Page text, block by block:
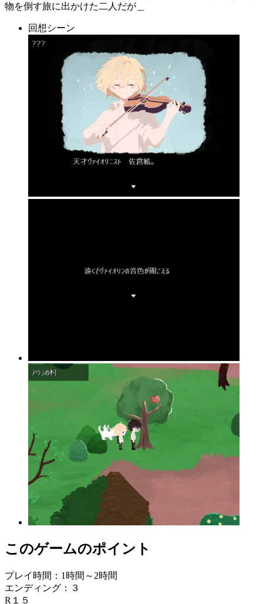
物を倒す旅に出かけた二人だが＿
回想シーン
このゲームのポイント
プレイ時間：1時間～2時間
エンディング：３
R１５